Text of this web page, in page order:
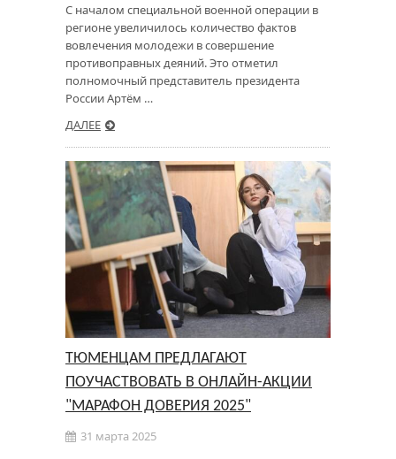
С началом специальной военной операции в
регионе увеличилось количество фактов
вовлечения молодежи в совершение
противоправных деяний. Это отметил
полномочный представитель президента
России Артём …
ДАЛЕЕ
ТЮМЕНЦАМ ПРЕДЛАГАЮТ
ПОУЧАСТВОВАТЬ В ОНЛАЙН-АКЦИИ
"МАРАФОН ДОВЕРИЯ 2025"
31 марта 2025